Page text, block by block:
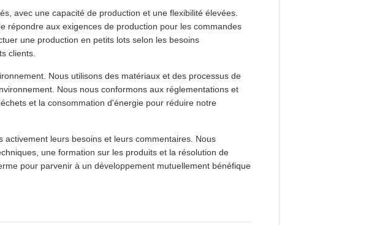
avec une capacité de production et une flexibilité élevées.
répondre aux exigences de production pour les commandes
une production en petits lots selon les besoins
clients.
Nous utilisons des matériaux et des processus de
Nous nous conformons aux réglementations et
et la consommation d'énergie pour réduire notre
leurs besoins et leurs commentaires. Nous
une formation sur les produits et la résolution de
pour parvenir à un développement mutuellement bénéfique